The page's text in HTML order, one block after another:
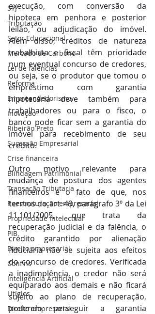
STJ
Tributação
Setor Educacional
Mercado de Carbono
Lei de falências
Reforma
Empreendedorismo
Inovação
Ribeirão Preto
Sucessão Empresarial
Crise financeira
Blindagem Patrimonial
Transação Tributaria
Reestruturação empresarial
Propriedade Intelectual
PIB
Direito empresarial
Confins
Inteligência Artificial
Litígios
Direito empresarial
execução, com conversão da
hipoteca em penhora e posterior
leilão, ou adjudicação do imóvel.
Além disso, créditos de natureza
trabalhista e fiscal têm prioridade
num eventual concurso de credores,
ou seja, se o produtor que tomou o
empréstimo com garantia
hipotecária deve também para
trabalhadores ou para o fisco, o
banco pode ficar sem a garantia do
imóvel para recebimento de seu
crédito.
Outro motivo relevante para
mudança de postura dos agentes
financeiros é o fato de que, nos
termos do art. 49, parágrafo 3º da Lei
11.101/2005, que trata da
recuperação judicial e da falência, o
crédito garantido por alienação
fiduciária não se sujeita aos efeitos
do concurso de credores. Verificada
a inadimplência, o credor não será
equiparado aos demais e não ficará
sujeito ao plano de recuperação,
podendo perseguir a garantia